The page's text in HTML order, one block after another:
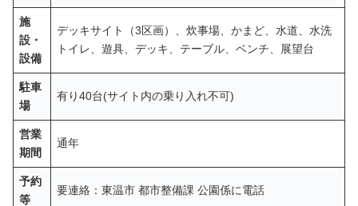
施
設・
設備
デッキサイト（3区画）、炊事場、かまど、水道、水洗
トイレ、遊具、デッキ、テーブル、ベンチ、展望台
駐車
場
有り40台(サイト内の乗り入れ不可)
営業
期間
通年
予約
等
要連絡：東温市 都市整備課 公園係に電話